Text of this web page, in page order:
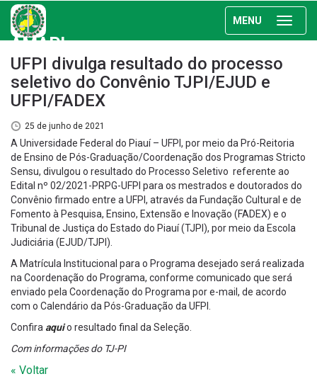
MENU
AMAPI
UFPI divulga resultado do processo
seletivo do Convênio TJPI/EJUD e
UFPI/FADEX
25 de junho de 2021
A Universidade Federal do Piauí – UFPI, por meio da Pró-Reitoria
de Ensino de Pós-Graduação/Coordenação dos Programas Stricto
Sensu, divulgou o resultado do Processo Seletivo referente ao
Edital nº 02/2021-PRPG-UFPI para os mestrados e doutorados do
Convênio firmado entre a UFPI, através da Fundação Cultural e de
Fomento à Pesquisa, Ensino, Extensão e Inovação (FADEX) e o
Tribunal de Justiça do Estado do Piauí (TJPI), por meio da Escola
Judiciária (EJUD/TJPI).
A Matrícula Institucional para o Programa desejado será realizada
na Coordenação do Programa, conforme comunicado que será
enviado pela Coordenação do Programa por e-mail, de acordo
com o Calendário da Pós-Graduação da UFPI.
Confira aquio resultado final da Seleção.
Com informações do TJ-PI
« Voltar